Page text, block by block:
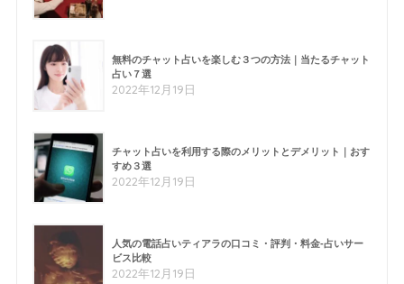
無料のチャット占いを楽しむ３つの方法｜当たるチャット
占い７選
2022年12月19日
チャット占いを利用する際のメリットとデメリット｜おす
すめ３選
2022年12月19日
人気の電話占いティアラの口コミ・評判・料金-占いサー
ビス比較
2022年12月19日